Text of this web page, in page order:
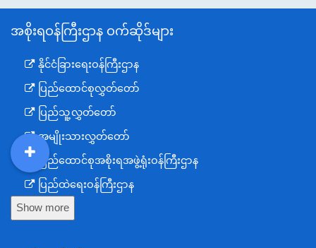
အစိုးရဝန်ကြီးဌာန ဝက်ဆိုဒ်များ
နိုင်ငံခြားရေးဝန်ကြီးဌာန
ပြည်ထောင်စုလွှတ်တော်
ပြည်သူ့လွှတ်တော်
အမျိုးသားလွှတ်တော်
ပြည်ထောင်စုအစိုးရအဖွဲ့ရုံးဝန်ကြီးဌာန
ပြည်ထဲရေးဝန်ကြီးဌာန
ကာကွယ်ရေးဝန်ကြီးဌာန
Show more
DDM